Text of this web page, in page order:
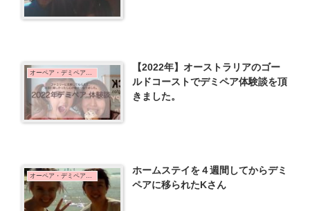
オーペア・デミペア体験談
【2022年】オーストラリアのゴー
ルドコーストでデミペア体験談を頂
きました。
オーペア・デミペア体験談
ホームステイを４週間してからデミ
ペアに移られたKさん